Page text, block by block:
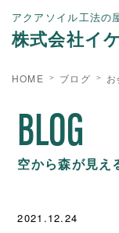
アクアソイル工法の
株式会社イ
HOME ブログ
BLOG
空から森が見え
2021.12.24